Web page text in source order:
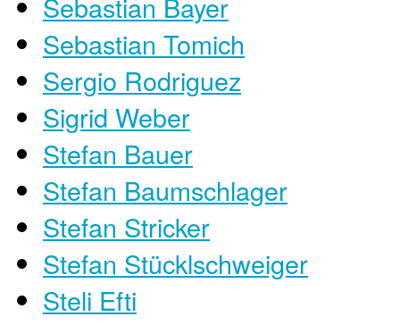
Sebastian Tomich
Sergio Rodriguez
Sigrid Weber
Stefan Bauer
Stefan Baumschlager
Stefan Stricker
Stefan Stücklschweiger
Steli Efti